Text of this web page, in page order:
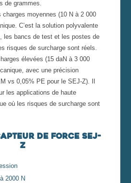
de grammes.
charges moyennes (10 N à 2 000
C’est la solution polyvalente
les bancs de test et les postes de
risques de surcharge sont réels.
élevées (15 daN à 3 000
avec une précision
vs 0,05% PE pour le SEJ-Z). Il
les applications de haute
où les risques de surcharge sont
de force SEJ-
z
2000 N